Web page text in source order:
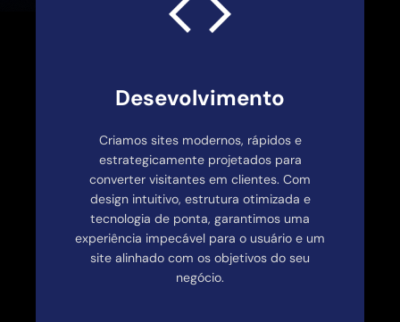
Desevolvimento
Criamos sites modernos, rápidos e
estrategicamente projetados para
converter visitantes em clientes. Com
design intuitivo, estrutura otimizada e
tecnologia de ponta, garantimos uma
experiência impecável para o usuário e um
site alinhado com os objetivos do seu
negócio.